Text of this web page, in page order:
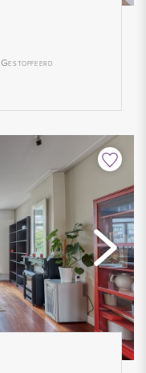
Gestoffeerd